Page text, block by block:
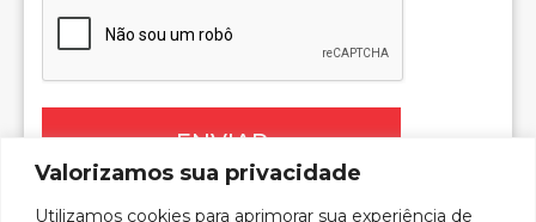
Valorizamos sua privacidade
Utilizamos cookies para aprimorar sua experiência de
ENVIAR